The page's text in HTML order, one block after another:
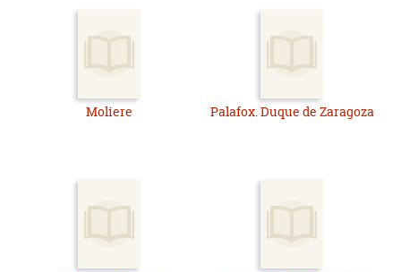
Moliere Palafox. Duque de Zaragoza